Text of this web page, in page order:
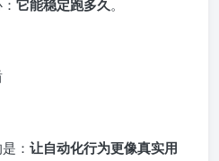
它能稳定跑多久。
： 让自动化行为更像真实用